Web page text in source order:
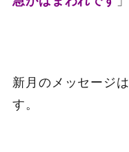
新月のメッセージは
す。